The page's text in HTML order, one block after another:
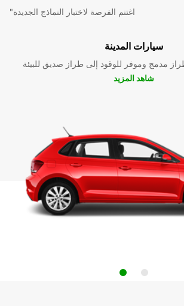
"اغتنم الفرصة لاختبار النماذج الجديدة
سيارات المدينة
مدمج وموفر للوقود إلى طراز صديق للبيئة
شاهد المزيد